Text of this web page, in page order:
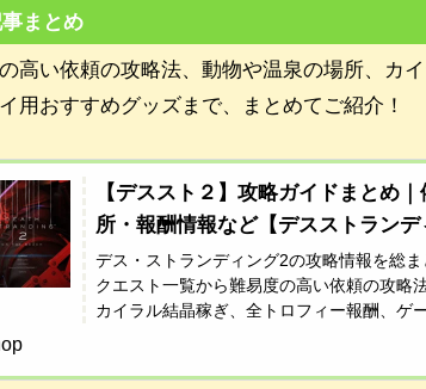
まとめ
高い依頼の攻略法、動物や温泉の場所、カ
用おすすめグッズまで、まとめてご紹介！
【デススト２】攻略ガイドまとめ
所・報酬情報など【デスストランデ
デス・ストランディング2の攻略情報を総
クエスト一覧から難易度の高い依頼の攻略
カイラル結晶稼ぎ、全トロフィー報酬、ゲ